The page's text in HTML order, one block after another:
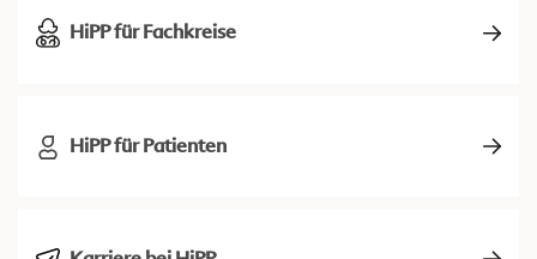
HiPP für Fachkreise
HiPP für Patienten